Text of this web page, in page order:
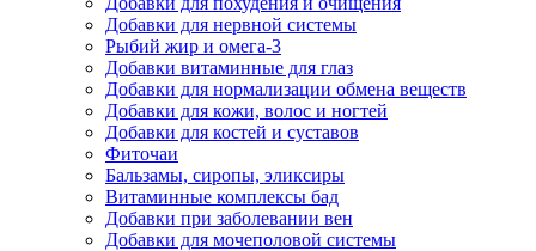
Добавки для нервной системы
Рыбий жир и омега-3
Добавки витаминные для глаз
Добавки для нормализации обмена веществ
Добавки для кожи, волос и ногтей
Добавки для костей и суставов
Фиточаи
Бальзамы, сиропы, эликсиры
Витаминные комплексы бад
Добавки при заболевании вен
Добавки для мочеполовой системы